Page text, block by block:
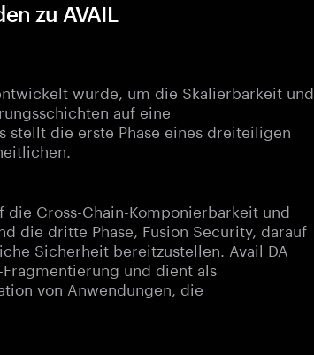
zu AVAIL
wurde, um die Skalierbarkeit und
auf eine
stellt die erste Phase eines dreiteiligen
die Cross-Chain-Komponierbarkeit und
die dritte Phase, Fusion Security, darauf
Sicherheit bereitzustellen. Avail DA
und dient als
von Anwendungen, die